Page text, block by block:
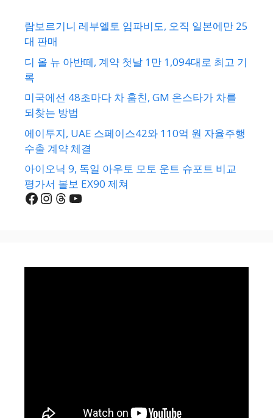
람보르기니 레부엘토 임파비도, 오직 일본에만 25
대 판매
디 올 뉴 아반떼, 계약 첫날 1만 1,094대로 최고 기
록
미국에선 48초마다 차 훔친, GM 온스타가 차를
되찾는 방법
에이투지, UAE 스페이스42와 110억 원 자율주행
수출 계약 체결
아이오닉 9, 독일 아우토 모토 운트 슈포트 비교
평가서 볼보 EX90 제쳐
Facebook
Instagram
Threads
YouTube